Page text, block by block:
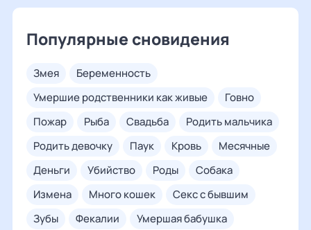
Популярные сновидения
змея
беременность
умершие родственники как живые
говно
пожар
рыба свадьба
родить мальчика
родить девочку
паук кровь
месячные
деньги
убийство роды
собака
измена
много кошек
секс с бывшим
зубы
фекалии
умершая бабушка